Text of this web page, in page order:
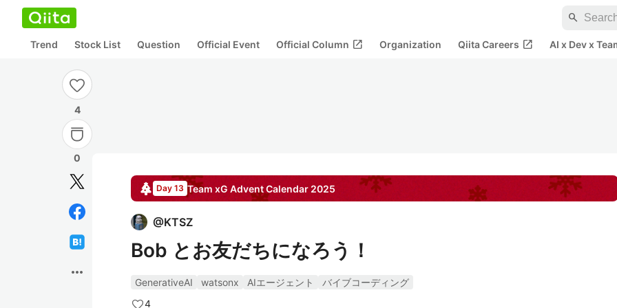
search
Trend Stock List Question Official Event Official Column open_in_new Organization Qiita Careers open_in_new AI x Dev x
4
0
more_horiz
Day 13 Team xG Advent Calendar 2025
@KTSZ
Bob とお友だちになろう！
GenerativeAI watsonx AIエージェント
バイブコーディング
4